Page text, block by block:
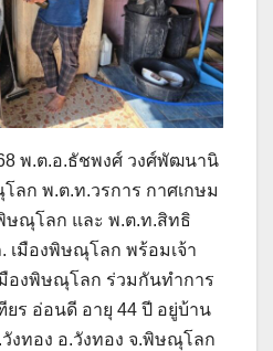
พ.ต.อ.ธัชพงศ์ วงศ์พัฒนานิ
ลก พ.ต.ท.วรการ กาศเกษม
ษณุโลก และ พ.ต.ท.สิทธิ
เมืองพิษณุโลก พร้อมเจ้า
องพิษณุโลก ร่วมกันทำการ
ร อ่อนดี อายุ 44 ปี อยู่บ้าน
งทอง อ.วังทอง จ.พิษณุโลก